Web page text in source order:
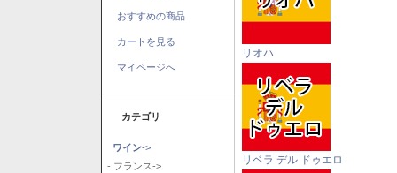
おすすめの商品
カートを見る
マイページへ
カテゴリ
ワイン->
- フランス->
リオハ
リベラ デル ドゥエロ